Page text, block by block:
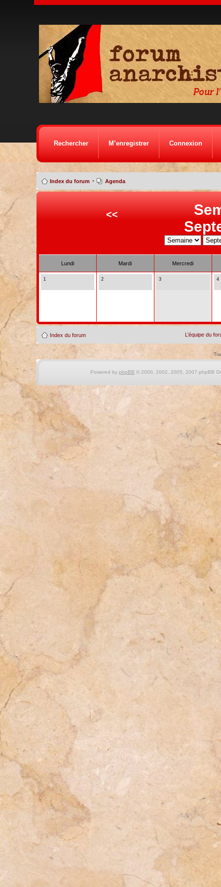
Rechercher M’enregistrer Connexion
Index du forum • Agenda
<<
Lundi Mardi Mercredi
1 2 3 4
Index du forum L’équipe du
Powered by phpBB © 2000, 2002, 2005, 2007 phpBB